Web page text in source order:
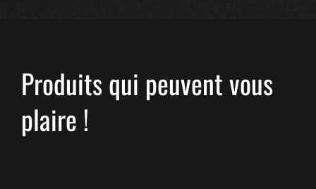
Produits qui peuvent vous
plaire !